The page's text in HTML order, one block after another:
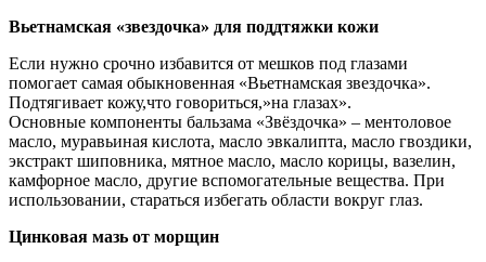
Вьетнамская «звездочка» для поддтяжки кожи
Если нужно срочно избавится от мешков под глазами
помогает самая обыкновенная «Вьетнамская звездочка».
Подтягивает кожу,что говориться,»на глазах».
Основные компоненты бальзама «Звёздочка» – ментоловое
масло, муравьиная кислота, масло эвкалипта, масло гвоздики,
экстракт шиповника, мятное масло, масло корицы, вазелин,
камфорное масло, другие вспомогательные вещества. При
использовании, стараться избегать области вокруг глаз.
Цинковая мазь от морщин